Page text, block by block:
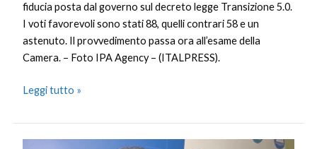
fiducia posta dal governo sul decreto legge Transizione 5.0.
I voti favorevoli sono stati 88, quelli contrari 58 e un
astenuto. Il provvedimento passa ora all’esame della
Camera. – Foto IPA Agency – (ITALPRESS).
Leggi tutto »